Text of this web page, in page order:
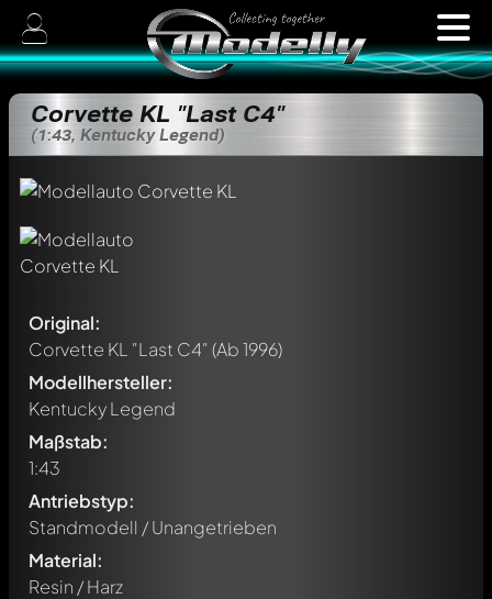
Corvette KL "Last C4"
(1:43, Kentucky Legend)
Original:
Corvette KL "Last C4"(Ab 1996)
Modellhersteller:
Kentucky Legend
Maßstab:
1:43
Antriebstyp:
Standmodell / Unangetrieben
Material:
Resin / Harz